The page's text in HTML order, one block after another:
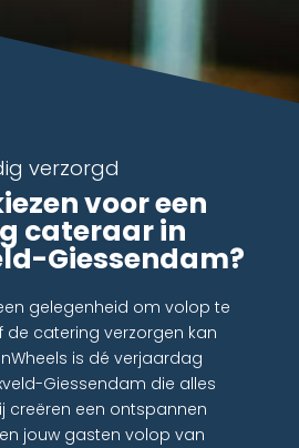
verzorgd
voor een
cateraar in
Giessendam?
gelegenheid om volop te
de catering verzorgen kan
is dé verjaardag
Giessendam die alles
creëren een ontspannen
jouw gasten volop van